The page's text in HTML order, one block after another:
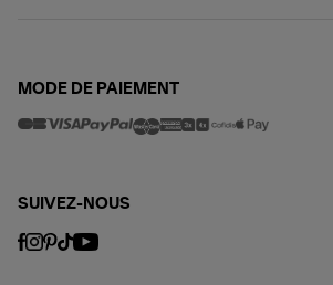
MODE DE PAIEMENT
SUIVEZ-NOUS